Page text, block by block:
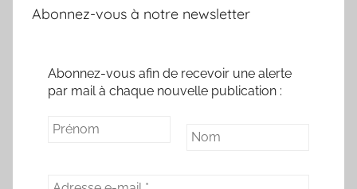
Abonnez-vous à notre newsletter
Abonnez-vous afin de recevoir une alerte
par mail à chaque nouvelle publication :